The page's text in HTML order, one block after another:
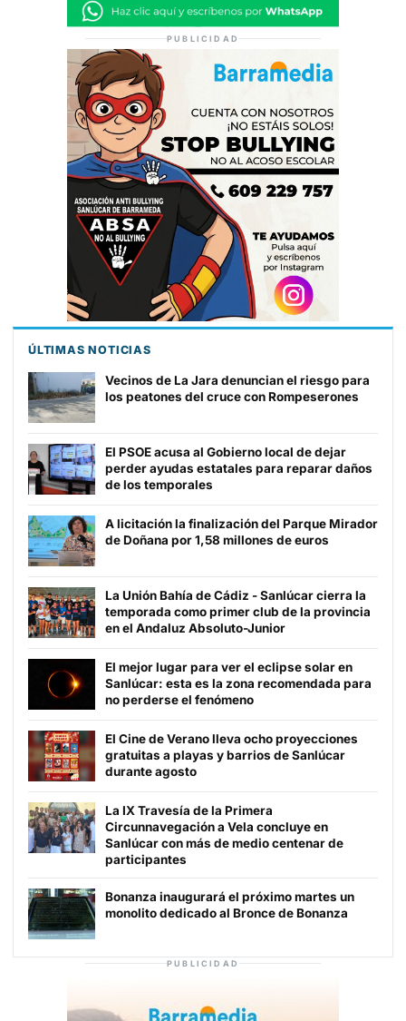
PUBLICIDAD
ÚLTIMAS NOTICIAS
Vecinos de La Jara denuncian el riesgo para
los peatones del cruce con Rompeserones
El PSOE acusa al Gobierno local de dejar
perder ayudas estatales para reparar daños
de los temporales
A licitación la finalización del Parque Mirador
de Doñana por 1,58 millones de euros
La Unión Bahía de Cádiz - Sanlúcar cierra la
temporada como primer club de la provincia
en el Andaluz Absoluto-Junior
El mejor lugar para ver el eclipse solar en
Sanlúcar: esta es la zona recomendada para
no perderse el fenómeno
El Cine de Verano lleva ocho proyecciones
gratuitas a playas y barrios de Sanlúcar
durante agosto
La IX Travesía de la Primera
Circunnavegación a Vela concluye en
Sanlúcar con más de medio centenar de
participantes
Bonanza inaugurará el próximo martes un
monolito dedicado al Bronce de Bonanza
PUBLICIDAD